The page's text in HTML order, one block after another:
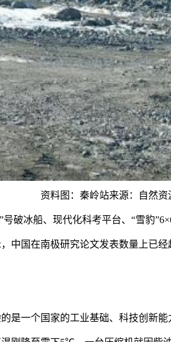
资料图：秦岭站来源：自然资
冰船、现代化科考平台、“雪豹
国在南极研究论文发表数量上已经
一个国家的工业基础、科技创新能